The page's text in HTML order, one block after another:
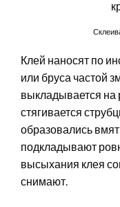
Клей наносят по
или бруса частой
выкладывается на
стягивается
образовались
подкладывают
высыхания клея
снимают.